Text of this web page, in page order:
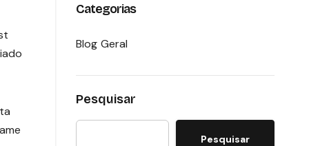
Categorias
Blog Geral
Pesquisar
Pesquisar